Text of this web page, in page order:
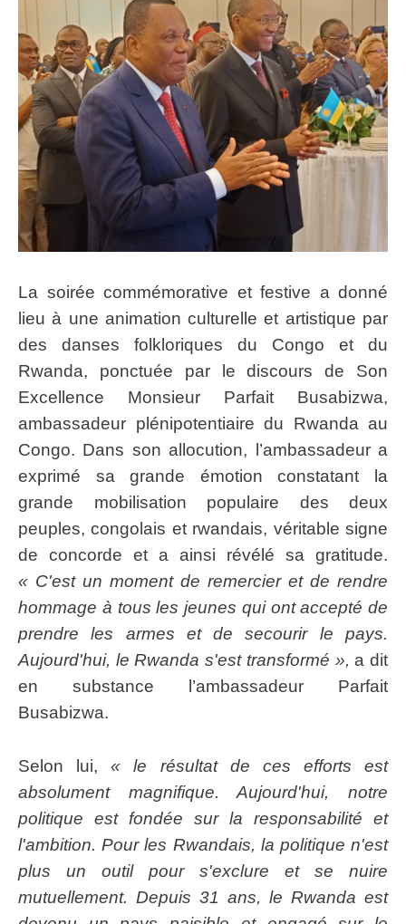
La soirée commémorative et festive a donné
lieu à une animation culturelle et artistique par
des danses folkloriques du Congo et du
Rwanda, ponctuée par le discours de Son
Excellence Monsieur Parfait Busabizwa,
ambassadeur plénipotentiaire du Rwanda au
Congo. Dans son allocution, l’ambassadeur a
exprimé sa grande émotion constatant la
grande mobilisation populaire des deux
peuples, congolais et rwandais, véritable signe
de concorde et a ainsi révélé sa gratitude.
« C'est un moment de remercier et de rendre
hommage à tous les jeunes qui ont accepté de
prendre les armes et de secourir le pays.
Aujourd'hui, le Rwanda s'est transformé »,a dit
en substance l’ambassadeur Parfait
Busabizwa.
Selon lui,« le résultat de ces efforts est
absolument magnifique. Aujourd'hui, notre
politique est fondée sur la responsabilité et
l'ambition. Pour les Rwandais, la politique n'est
plus un outil pour s'exclure et se nuire
mutuellement. Depuis 31 ans, le Rwanda est